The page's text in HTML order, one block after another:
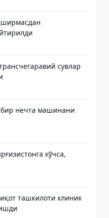
сувлар
бир нечта машинани
кўчса,
ташкилоти клиник